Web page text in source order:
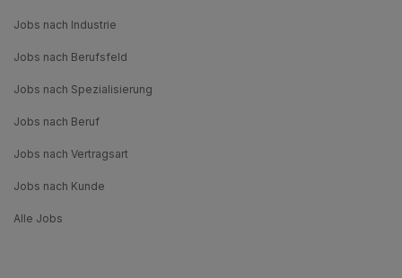
Jobs nach Industrie
Jobs nach Berufsfeld
Jobs nach Spezialisierung
Jobs nach Beruf
Jobs nach Vertragsart
Jobs nach Kunde
Alle Jobs